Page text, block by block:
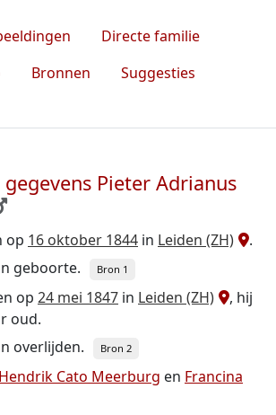
Directe familie
Bronnen
Suggesties
Pieter Adrianus
op 16 oktober 1844 in Leiden (ZH)
.
geboorte.
Bron 1
op 24 mei 1847 in Leiden (ZH)
, hij
oud.
overlijden.
Bron 2
Hendrik Cato Meerburg en Francina